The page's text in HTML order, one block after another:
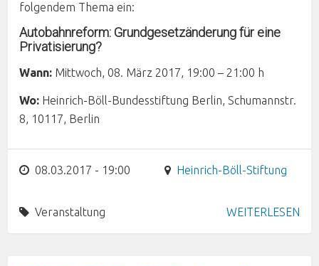
folgendem Thema ein:
Autobahnreform: Grundgesetzänderung für eine
Privatisierung?
Wann: Mittwoch, 08. März 2017, 19:00 – 21:00 h
Wo: Heinrich-Böll-Bundesstiftung Berlin, Schumannstr.
8, 10117, Berlin
08.03.2017 - 19:00 Heinrich-Böll-Stiftung
Veranstaltung WEITERLESEN